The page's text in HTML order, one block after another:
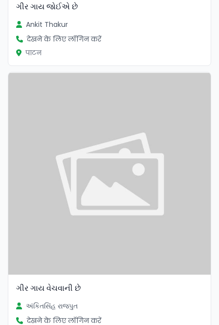
ગીર ગાય જોઈએ છે
Ankit Thakur
देखने के लिए लॉगिन करें
पाटन
ગીર ગાય વેચવાની છે
અંકિતસિંહ રાજપુત
देखने के लिए लॉगिन करें